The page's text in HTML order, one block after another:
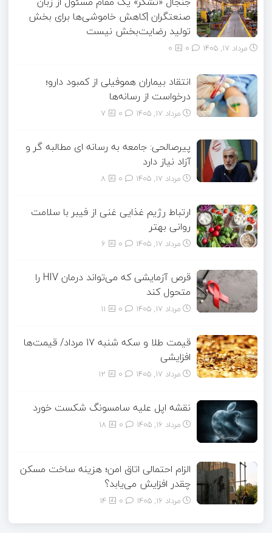
صنعتگران |کاهش خاموشی‌ها برای بخش
تولید رضایت‌بخش نیست
مرداد ۱۷, ۱۴۰۵ 0
انتقاد بیماران هموفیلی از کمبود دارو؛
درخواست از رسانه‌ها
مرداد ۱۷, ۱۴۰۵ 7
پیرصالحی: جامعه به رسانه ای مطالبه گر و
آزاد نیاز دارد
مرداد ۱۷, ۱۴۰۵ 8
ارتباط رژیم غذایی غنی از فیبر با سلامت
روانی بهتر
مرداد ۱۷, ۱۴۰۵ 6
قرص آزمایشی که می‌تواند درمان HIV را
متحول کند
مرداد ۱۷, ۱۴۰۵ 11
قیمت طلا و سکه شنبه 17 مرداد/ قیمت‌ها
افزایشی
مرداد ۱۷, ۱۴۰۵ 12
نقشه اپل علیه سامسونگ شکست خورد
مرداد ۱۶, ۱۴۰۵ 18
الزام احتمالی اتاق امن؛ هزینه ساخت مسکن
چقدر افزایش می‌یابد؟
مرداد ۱۶, ۱۴۰۵ 14